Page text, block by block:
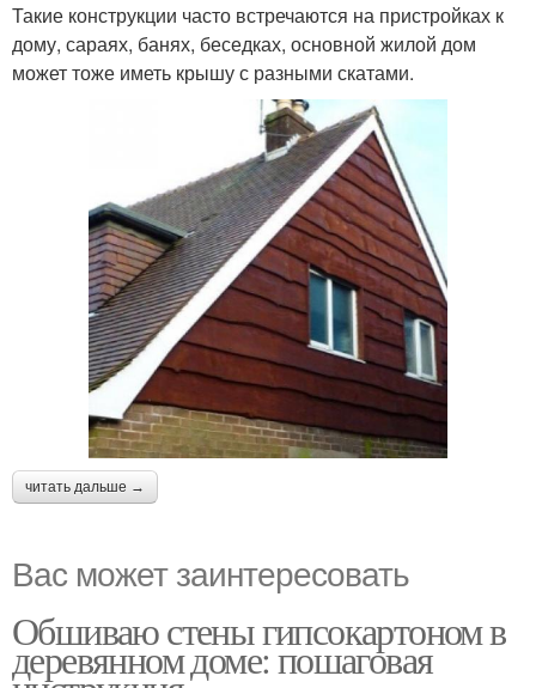
Такие конструкции часто встречаются на пристройках к
дому, сараях, банях, беседках, основной жилой дом
может тоже иметь крышу с разными скатами.
читать дальше →
Вас может заинтересовать
Обшиваю стены гипсокартоном в
деревянном доме: пошаговая